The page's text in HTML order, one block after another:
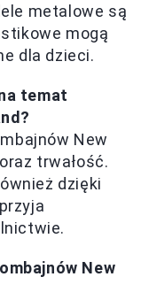
metalowe są
mogą
dla dzieci.
temat
New
trwałość.
dzięki
New